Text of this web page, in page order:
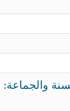
والجماعة: